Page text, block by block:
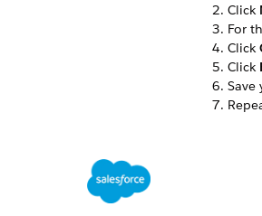
Click
For
Click
Click
Save